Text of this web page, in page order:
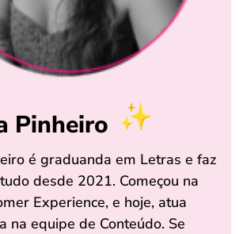
Pinheiro
é graduanda em Letras e faz
desde 2021. Começou na
Experience, e hoje, atua
na equipe de Conteúdo. Se